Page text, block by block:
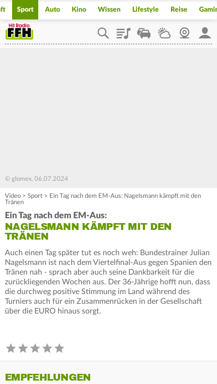
Sport Auto Kino Wissen Lifestyle Reise
PlaylistStaupilotWetterWebcam
© glomex, 06.07.2024
Video > Sport > Ein Tag nach dem EM-Aus: Nagelsmann kämpft mit den
Tränen
Ein Tag nach dem EM-Aus:
NAGELSMANN KÄMPFT MIT DEN
TRÄNEN
Auch einen Tag später tut es noch weh: Bundestrainer Julian
Nagelsmann ist nach dem Viertelfinal-Aus gegen Spanien den
Tränen nah - sprach aber auch seine Dankbarkeit für die
zurückliegenden Wochen aus. Der 36-Jährige hofft nun, dass
die durchweg positive Stimmung im Land während des
Turniers auch für ein Zusammenrücken in der Gesellschaft
über die EURO hinaus sorgt.
EMPFEHLUNGEN